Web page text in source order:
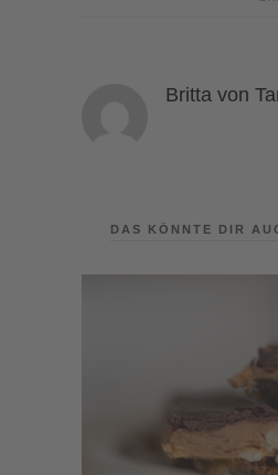
Britta von
DAS KÖNNTE DIR